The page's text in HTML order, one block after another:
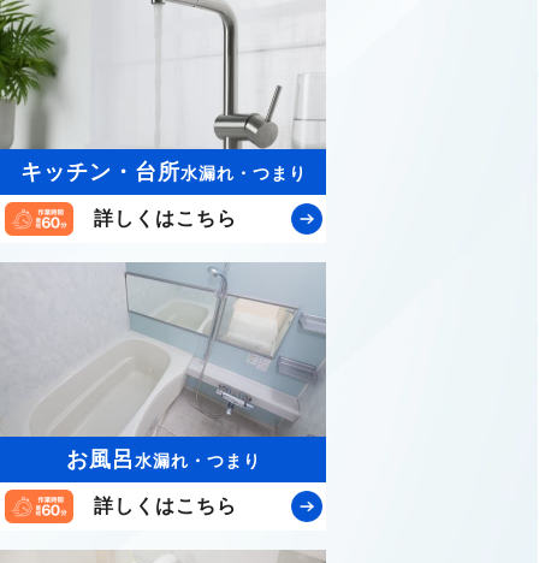
キッチン・台所水漏れ・つまり
詳しくはこちら
お風呂水漏れ・つまり
詳しくはこちら